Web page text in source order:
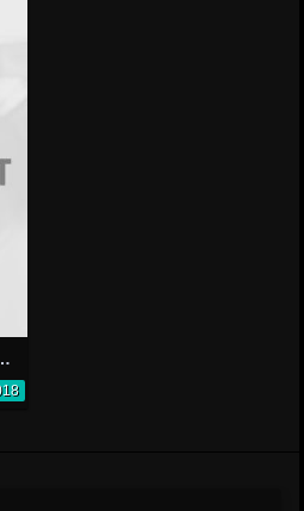
You Be Right